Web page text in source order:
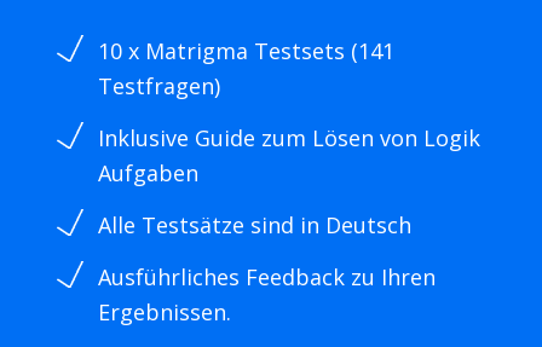
10 x Matrigma Testsets (141
Testfragen)
Inklusive Guide zum Lösen von Logik
Aufgaben
Alle Testsätze sind in Deutsch
Ausführliches Feedback zu Ihren
Ergebnissen.